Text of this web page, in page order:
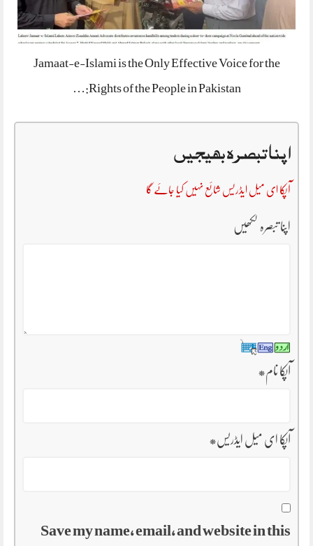
Jamaat-e-Islami is the Only Effective Voice for the
Rights of the People in Pakistan:…
اپنا تبصرہ بھیجیں
آپکا ای میل ایڈریس شائع نہیں کیا جائے گا
اپنا تبصرہ لکھیں
آپکا نام*
آپکا ای میل ایڈریس*
Save my name, email, and website in this